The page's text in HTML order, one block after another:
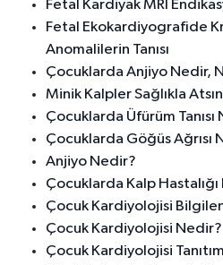
Fetal Kardiyak MRI
Fetal Ekokardiyografide
Anomalilerin Tanısı
Çocuklarda Anjiyo Nedir,
Minik Kalpler Sağlıkla
Çocuklarda Üfürüm Tanısı
Çocuklarda Göğüs
Anjiyo Nedir?
Çocuklarda Kalp Hastalığı
Çocuk Kardiyolojisi
Çocuk Kardiyolojisi Nedir?
Çocuk Kardiyolojisi